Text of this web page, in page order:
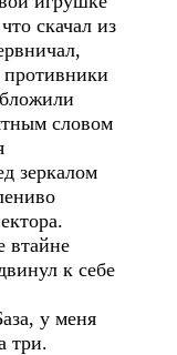
скачал из
противники
словом
зеркалом
втайне
к себе
у меня
три.